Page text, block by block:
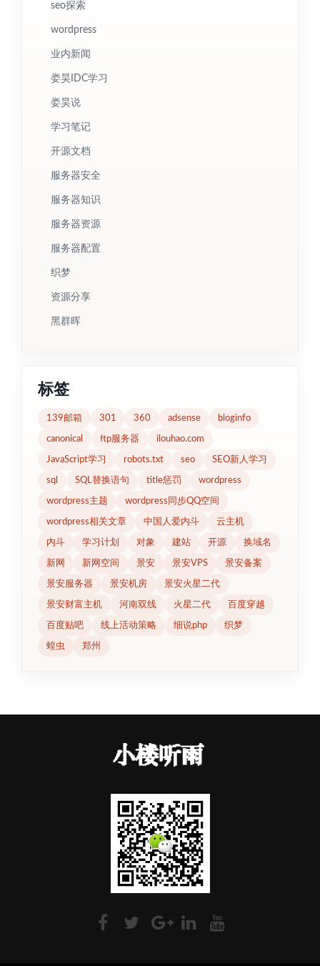
seo探索
wordpress
业内新闻
娄昊IDC学习
娄昊说
学习笔记
开源文档
服务器安全
服务器知识
服务器资源
服务器配置
织梦
资源分享
黑群晖
标签
139邮箱 301 360 adsense bloginfo
canonical ftp服务器 ilouhao.com
JavaScript学习 robots.txt seo SEO新人学习
sql SQL替换语句 title惩罚 wordpress
wordpress主题 wordpress同步QQ空间
wordpress相关文章 中国人爱内斗 云主机
内斗 学习计划 对象 建站 开源 换域名
新网 新网空间 景安 景安VPS 景安备案
景安服务器 景安机房 景安火星二代
景安财富主机 河南双线 火星二代 百度穿越
百度贴吧 线上活动策略 细说php 织梦
蝗虫 郑州